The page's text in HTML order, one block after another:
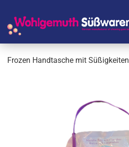
Fro­zen Hand­ta­sche mit Sü­ßig­kei­ten